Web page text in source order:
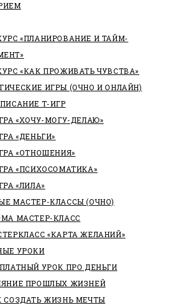
«ПЛАНИРОВАНИЕ И ТАЙМ-
«КАК ПРОЖИВАТЬ ЧУВСТВА»
ИГРЫ (ОЧНО И ОНЛАЙН)
Т-ИГР
«ХОЧУ-МОГУ-ДЕЛАЮ»
«ДЕНЬГИ»
«ОТНОШЕНИЯ»
«ПСИХОСОМАТИКА»
«ЛИЛА»
МАСТЕР-КЛАССЫ (ОЧНО)
МАСТЕР-КЛАСС
«КАРТА ЖЕЛАНИЙ»
УРОКИ
УРОК ПРО ДЕНЬГИ
ПРОШЛЫХ ЖИЗНЕЙ
СОЗДАТЬ ЖИЗНЬ МЕЧТЫ